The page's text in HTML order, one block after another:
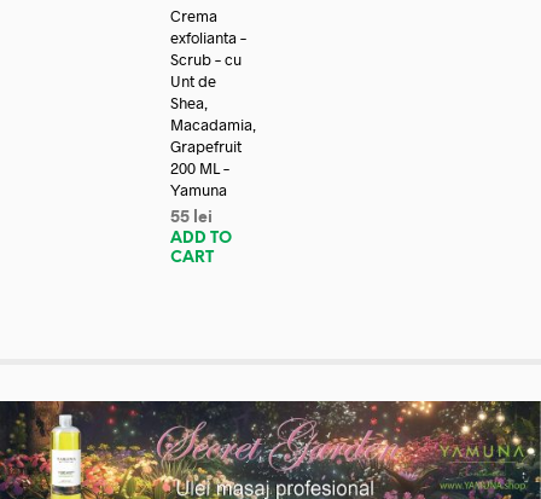
Crema
exfolianta –
Scrub – cu
Unt de
Shea,
Macadamia,
Grapefruit
200 ML –
Yamuna
55 lei
ADD TO
CART